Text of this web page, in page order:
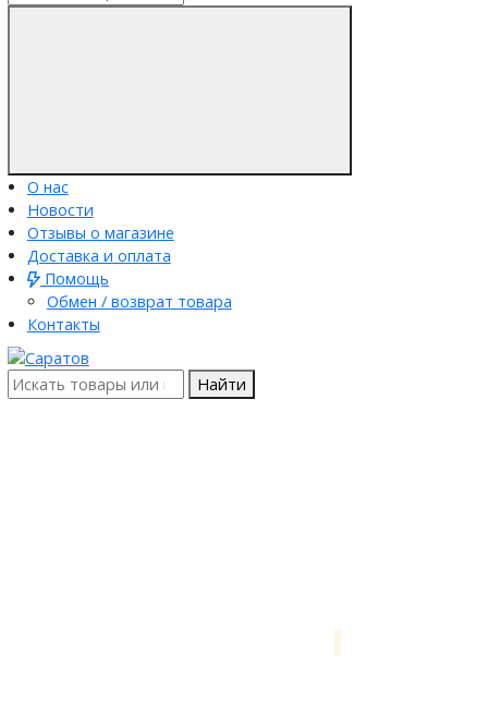
О нас
Новости
Отзывы о магазине
Доставка и оплата
Помощь
Обмен / возврат товара
Контакты
Найти